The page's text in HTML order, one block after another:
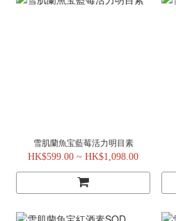
雪肌蘭魚宝藍莓活力明目素
HK$599.00 ~ HK$1,098.00